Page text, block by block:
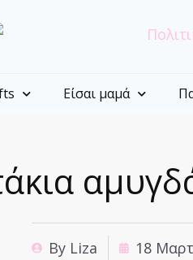
Είσαι μαμά
By Liza 18